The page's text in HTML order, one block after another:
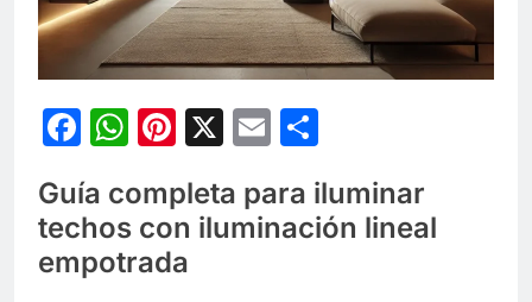
Facebook
WhatsApp
Pinterest
X Email
Guía completa para iluminar
techos con iluminación lineal
empotrada